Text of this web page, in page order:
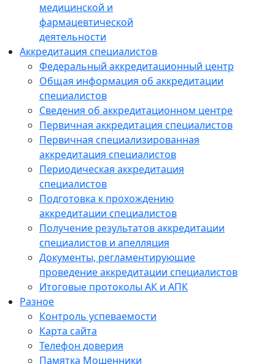
медицинской и
фармацевтической
деятельности
Аккредитация специалистов
Федеральный аккредитационный центр
Общая информация об аккредитации
специалистов
Сведения об аккредитационном центре
Первичная аккредитация специалистов
Первичная специализированная
аккредитация специалистов
Периодическая аккредитация
специалистов
Подготовка к прохождению
аккредитации специалистов
Получение результатов аккредитации
специалистов и апелляция
Документы, регламентирующие
проведение аккредитации специалистов
Итоговые протоколы АК и АПК
Разное
Контроль успеваемости
Карта сайта
Телефон доверия
Памятка Мошенники